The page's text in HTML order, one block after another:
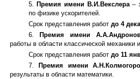
5. Премия имени В.И.Векслера–
по физике ускорителей.
Срок представления работ до 4
6.
Премия имени
работы в области классической механики
Срок представления работ до 11
7.
Премия имени
результаты в области математики.